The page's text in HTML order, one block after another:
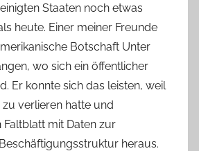
Staaten noch etwas
heute. Einer meiner Freunde
Botschaft Unter
wo sich ein öffentlicher
Er konnte sich das leisten, weil
verlieren hatte und
mit Daten zur
heraus.